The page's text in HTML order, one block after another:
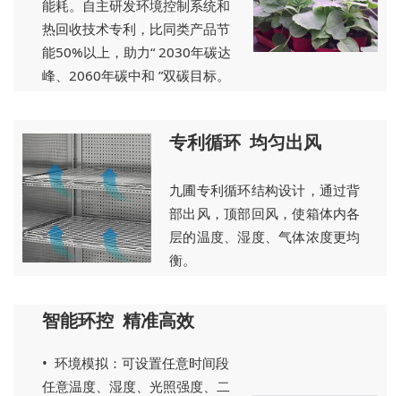
能耗。自主研发环境控制系统和
热回收技术专利，比同类产品节
能50%以上，助力“ 2030年碳达
峰、2060年碳中和 ”双碳目标。
专利循环 均匀出风
九圃专利循环结构设计，通过背
部出风，顶部回风，使箱体内各
层的温度、湿度、气体浓度更均
衡。
智能环控 精准高效
• 环境模拟：可设置任意时间段
任意温度、湿度、光照强度、二